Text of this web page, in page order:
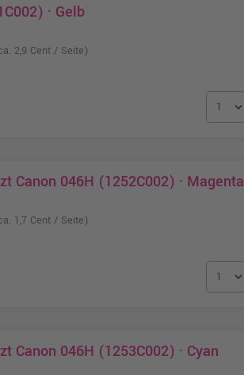
· Gelb
2,9 Cent / Seite)
Canon 046H (1252C002) · Magenta
1,7 Cent / Seite)
Canon 046H (1253C002) · Cyan